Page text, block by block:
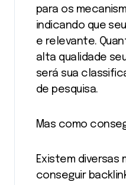
para os
indicando que
e relevante.
alta qualidade
será sua
de pesquisa.
Mas como
Existem diversas
conseguir